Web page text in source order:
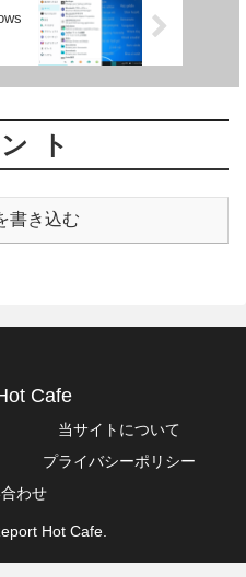
ト
書き込む
Cafe
当サイトについて
プライバシーポリシー
わせ
Hot Cafe.